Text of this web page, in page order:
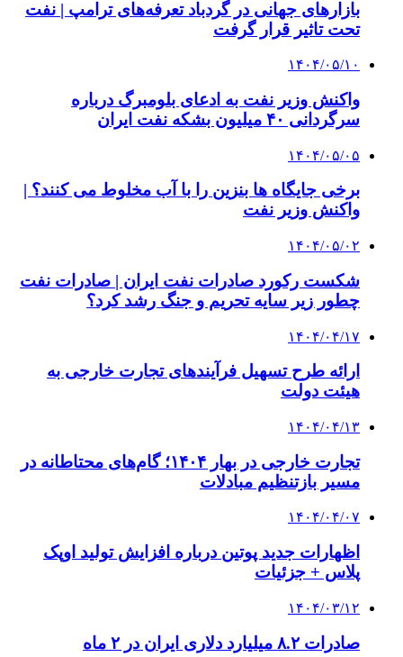
بازارهای جهانی در گردباد تعرفه‌های ترامپ | نفت
تحت تاثیر قرار گرفت
۱۴۰۴/۰۵/۱۰
واکنش وزیر نفت به ادعای بلومبرگ درباره
سرگردانی ۴۰ میلیون بشکه نفت ایران
۱۴۰۴/۰۵/۰۵
برخی جایگاه ها بنزین را با آب مخلوط می کنند؟ |
واکنش وزیر نفت
۱۴۰۴/۰۵/۰۲
شکست رکورد صادرات نفت ایران | صادرات نفت
چطور زیر سایه تحریم و جنگ رشد کرد؟
۱۴۰۴/۰۴/۱۷
ارائه طرح تسهیل فرآیندهای تجارت خارجی به
هیئت دولت
۱۴۰۴/۰۴/۱۳
تجارت خارجی در بهار ۱۴۰۴؛ گام‌های محتاطانه در
مسیر بازتنظیم مبادلات
۱۴۰۴/۰۴/۰۷
اظهارات جدید پوتین درباره افزایش تولید اوپک
پلاس + جزئیات
۱۴۰۴/۰۳/۱۲
صادرات ۸.۲ میلیارد دلاری ایران در ۲ ماه